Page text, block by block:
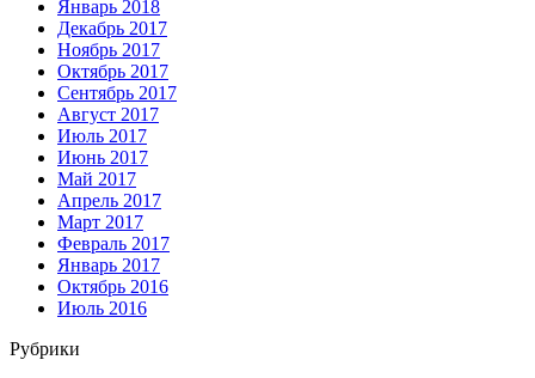
Январь 2018
Декабрь 2017
Ноябрь 2017
Октябрь 2017
Сентябрь 2017
Август 2017
Июль 2017
Июнь 2017
Май 2017
Апрель 2017
Март 2017
Февраль 2017
Январь 2017
Октябрь 2016
Июль 2016
Рубрики